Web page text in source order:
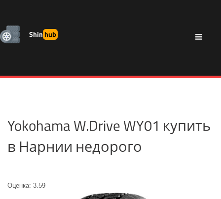
Shinhub
Yokohama W.Drive WY01 купить
в Нарнии недорого
Оценка: 3.59